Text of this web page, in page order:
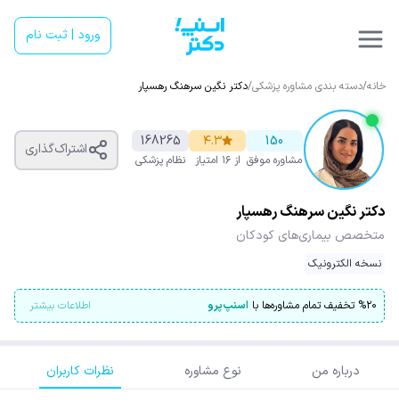
ورود | ثبت نام
خانه/دسته بندی مشاوره پزشکی/دکتر نگین سرهنگ رهسپار
150
مشاوره موفق
۴.۳
از ۱۶ امتیاز
168265
نظام پزشکی
اشتراک‌گذاری
دکتر نگین سرهنگ رهسپار
متخصص بیماری‌های کودکان
نسخه الکترونیک
%۲۰ تخفیف تمام مشاوره‌ها با اسنپ‌پرو اطلاعات بیشتر
درباره من نوع مشاوره نظرات کاربران